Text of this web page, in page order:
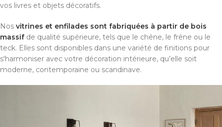
vos livres et objets décoratifs.
Nos vitrines et enfilades sont fabriquées à partir de bois
massifde qualité supérieure, tels que le chêne, le frêne ou le
teck. Elles sont disponibles dans une variété de finitions pour
s'harmoniser avec votre décoration intérieure, qu’elle soit
moderne, contemporaine ou scandinave.